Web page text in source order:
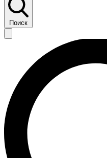
Поиск